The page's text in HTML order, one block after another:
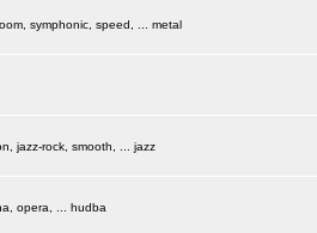
symphonic, speed, ... metal
jazz-rock, smooth, ... jazz
opera, ... hudba